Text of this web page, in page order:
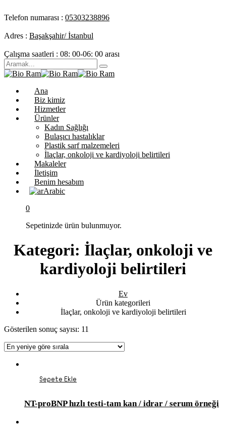
Telefon numarası : 05303238896
Adres : Başakşahir/ İstanbul
Çalışma saatleri : 08: 00-06: 00 arası
Ana
Biz kimiz
Hizmetler
Ürünler
Kadın Sağlığı
Bulaşıcı hastalıklar
Plastik sarf malzemeleri
İlaçlar, onkoloji ve kardiyoloji belirtileri
Makaleler
İletişim
Benim hesabım
Arabic
0
Sepetinizde ürün bulunmuyor.
Kategori: İlaçlar, onkoloji ve
kardiyoloji belirtileri
Ev
Ürün kategorileri
İlaçlar, onkoloji ve kardiyoloji belirtileri
Gösterilen sonuç sayısı: 11
Sepete Ekle
NT-proBNP hızlı testi-tam kan / idrar / serum örneği